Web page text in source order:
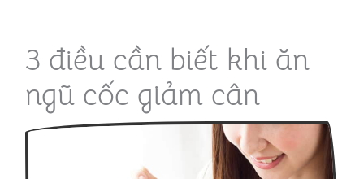
3 điều cần biết khi ăn
ngũ cốc giảm cân